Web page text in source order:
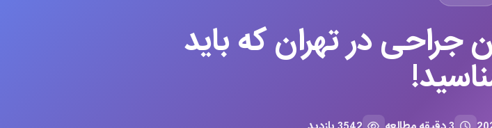
جراحی در تهران که باید